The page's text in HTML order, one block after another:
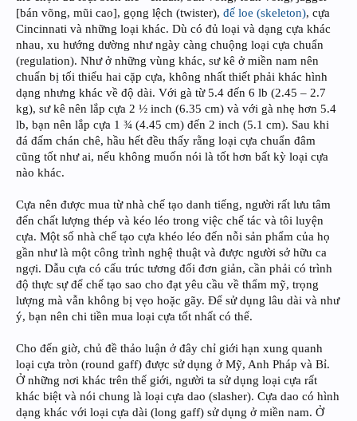
[bán võng, mũi cao], gọng lệch (twister), đế loe (skeleton), cựa
Cincinnati và những loại khác. Dù có đủ loại và dạng cựa khác
nhau, xu hướng dường như ngày càng chuộng loại cựa chuẩn
(regulation). Như ở những vùng khác, sư kê ở miền nam nên
chuẩn bị tối thiểu hai cặp cựa, không nhất thiết phải khác hình
dạng nhưng khác về độ dài. Với gà từ 5.4 đến 6 lb (2.45 – 2.7
kg), sư kê nên lắp cựa 2 ½ inch (6.35 cm) và với gà nhẹ hơn 5.4
lb, bạn nên lắp cựa 1 ¾ (4.45 cm) đến 2 inch (5.1 cm). Sau khi
đá đấm chán chê, hầu hết đều thấy rằng loại cựa chuẩn đâm
cũng tốt như ai, nếu không muốn nói là tốt hơn bất kỳ loại cựa
nào khác.
Cựa nên được mua từ nhà chế tạo danh tiếng, người rất lưu tâm
đến chất lượng thép và kéo léo trong việc chế tác và tôi luyện
cựa. Một số nhà chế tạo cựa khéo léo đến nỗi sản phẩm của họ
gần như là một công trình nghệ thuật và được người sở hữu ca
ngợi. Dẫu cựa có cấu trúc tương đối đơn giản, cần phải có trình
độ thực sự để chế tạo sao cho đạt yêu cầu về thẩm mỹ, trọng
lượng mà vẫn không bị vẹo hoặc gãy. Để sử dụng lâu dài và như
ý, bạn nên chi tiền mua loại cựa tốt nhất có thể.
Cho đến giờ, chủ đề thảo luận ở đây chỉ giới hạn xung quanh
loại cựa tròn (round gaff) được sử dụng ở Mỹ, Anh Pháp và Bỉ.
Ở những nơi khác trên thế giới, người ta sử dụng loại cựa rất
khác biệt và nói chung là loại cựa dao (slasher). Cựa dao có hình
dạng khác với loại cựa dài (long gaff) sử dụng ở miền nam. Ở